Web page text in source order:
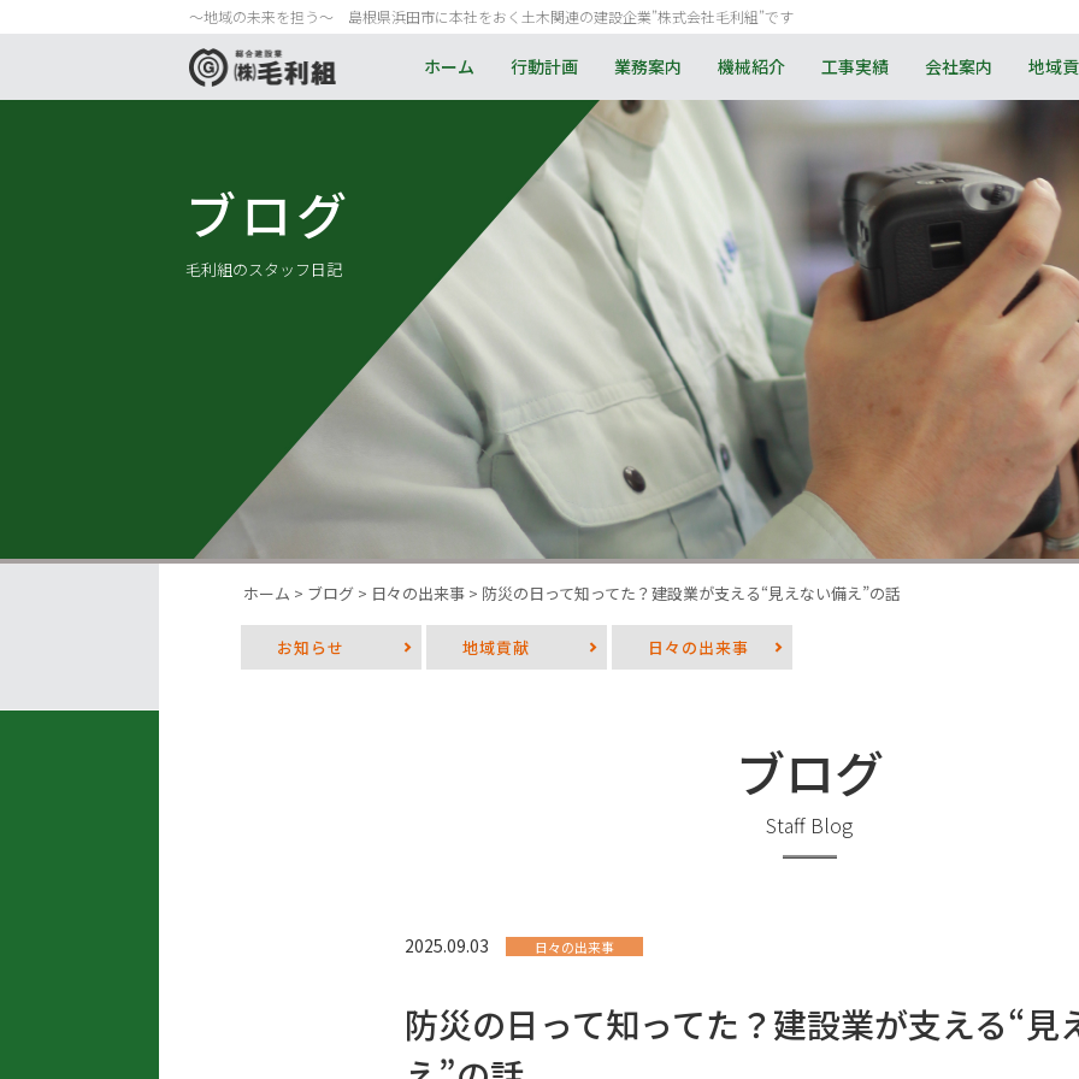
〜地域の未来を担う〜 島根県浜田市に本社をおく土木関連の建設企業”株式会社毛利組”です
ホーム 行動計画 業務案内 機械紹介 工事実績 会社案内 地域
ブログ
毛利組のスタッフ日記
ホーム > ブログ > 日々の出来事 > 防災の日って知ってた？建設業が支える“見えない備え”の話
お知らせ 地域貢献 日々の出来事
ブログ
Staff Blog
2025.09.03 日々の出来事
防災の日って知ってた？建設業が支える“見